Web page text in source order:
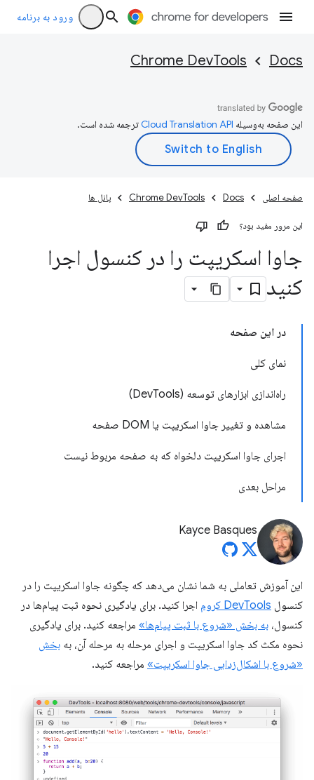
ورود به برنامه
Docs
Chrome DevTools
این صفحه به‌وسیله ترجمه شده است.
صفحه اصلی Docs
Chrome DevTools پانل ها
این مرور مفید بود؟
جاوا اسکریپت را در کنسول اجرا
کنید
در این صفحه
نمای کلی
راه‌اندازی ابزارهای توسعه (DevTools)
مشاهده و تغییر جاوا اسکریپت یا DOM صفحه
اجرای جاوا اسکریپت دلخواه که به صفحه مربوط نیست
مراحل بعدی
Kayce Basques
این آموزش تعاملی به شما نشان می‌دهد که چگونه جاوا اسکریپت را در
کنسول DevTools کروم
اجرا کنید. برای یادگیری نحوه ثبت پیام‌ها در
کنسول، به بخش «شروع با ثبت پیام‌ها» مراجعه کنید. برای یادگیری
نحوه مکث کد جاوا اسکریپت و اجرای مرحله به مرحله آن، به بخش
«شروع با اشکال‌زدایی جاوا اسکریپت» مراجعه کنید.